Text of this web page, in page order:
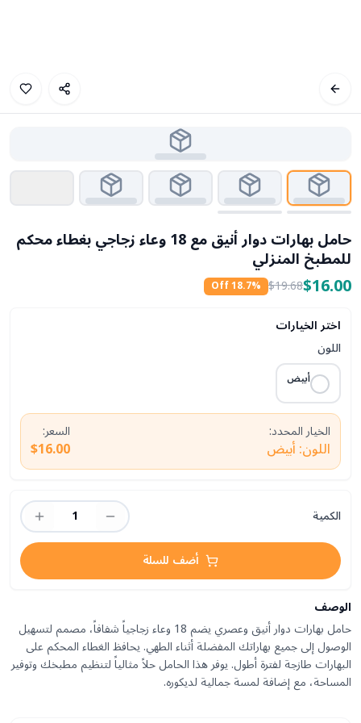
حامل بهارات دوار أنيق مع 18 وعاء زجاجي بغطاء محكم
للمطبخ المنزلي
$16.00
$19.68
18.7% Off
اختر الخيارات
اللون
أبيض
الخيار المحدد:
اللون: أبيض
السعر:
$16.00
الكمية
1
أضف للسلة
الوصف
حامل بهارات دوار أنيق وعصري يضم 18 وعاء زجاجياً شفافاً، مصمم لتسهيل
الوصول إلى جميع بهاراتك المفضلة أثناء الطهي. يحافظ الغطاء المحكم على
البهارات طازجة لفترة أطول. يوفر هذا الحامل حلاً مثالياً لتنظيم مطبخك وتوفير
المساحة، مع إضافة لمسة جمالية لديكوره.